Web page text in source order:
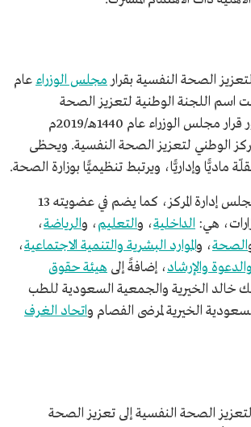
الصحة النفسية بقرار مجلس الوزراءعام
2009م، تحت اسم اللجنة الوطنية لتعزيز الصحة
النفسية، حتى صدور قرار مجلس الوزراء عام 1440هـ/2019م
الوطني لتعزيز الصحة النفسية. ويحظى
ماديًّا وإداريًّا، ويرتبط تنظيميًّا بوزارة الصحة.
يرأس وزير الصحة مجلس إدارة المركز، كما يضم في عضويته 13
هي: الداخلية، والتعليم، والرياضة،
الصحة، والموارد البشرية والتنمية الاجتماعية،
والإرشاد، إضافةً إلى هيئة حقوق
خالد الخيرية والجمعية السعودية للطب
الخيرية لمرضى الفصام واتحاد الغرف
الصحة النفسية إلى تعزيز الصحة